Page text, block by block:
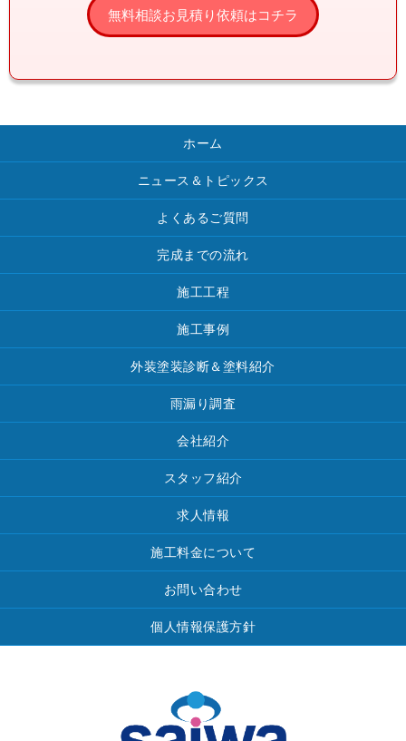
ホーム
ニュース＆トピックス
よくあるご質問
完成までの流れ
施工工程
施工事例
外装塗装診断＆塗料紹介
雨漏り調査
会社紹介
スタッフ紹介
求人情報
施工料金について
お問い合わせ
個人情報保護方針